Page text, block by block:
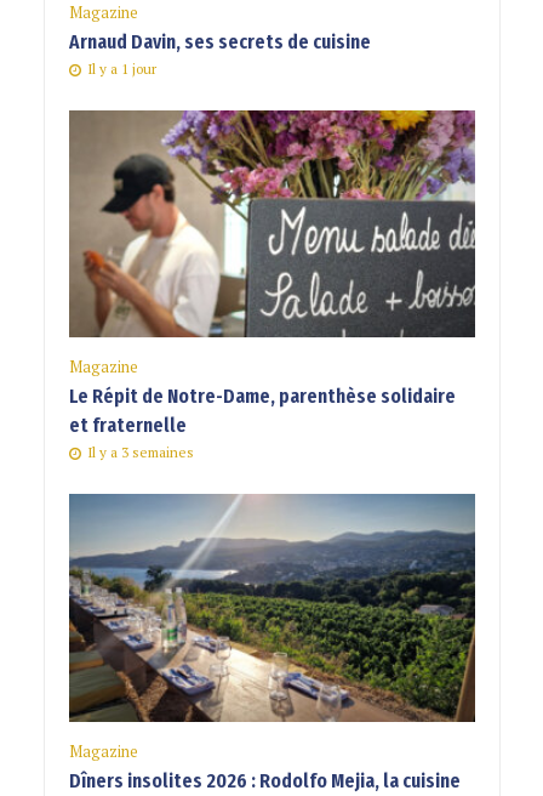
Magazine
Arnaud Davin, ses secrets de cuisine
Il y a 1 jour
Magazine
Le Répit de Notre-Dame, parenthèse solidaire
et fraternelle
Il y a 3 semaines
Magazine
Dîners insolites 2026 : Rodolfo Mejia, la cuisine